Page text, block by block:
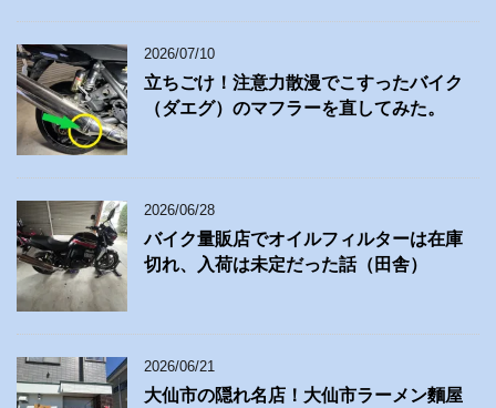
2026/07/10
立ちごけ！注意力散漫でこすったバイク
（ダエグ）のマフラーを直してみた。
2026/06/28
バイク量販店でオイルフィルターは在庫
切れ、入荷は未定だった話（田舎）
2026/06/21
大仙市の隠れ名店！大仙市ラーメン麵屋